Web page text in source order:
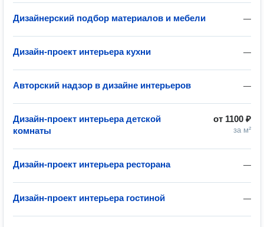
—
Дизайнерский подбор материалов и мебели
—
Дизайн-проект интерьера кухни
—
Авторский надзор в дизайне интерьеров
от 1100 ₽
за м²
Дизайн-проект интерьера детской
комнаты
—
Дизайн-проект интерьера ресторана
—
Дизайн-проект интерьера гостиной